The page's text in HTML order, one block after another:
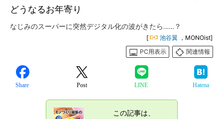
どうなるお年寄り
なじみのスーパーに突然デジタル化の波がきたら……？
[ 池谷翼 ，MONOist]
PC用表示
関連情報
Share Post LINE Hatena
この記事は、